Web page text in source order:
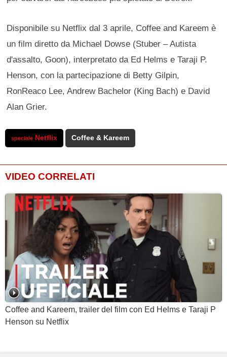
Disponibile su Netflix dal 3 aprile, Coffee and Kareem è
un film diretto da Michael Dowse (Stuber – Autista
d'assalto, Goon), interpretato da Ed Helms e Taraji P.
Henson, con la partecipazione di Betty Gilpin,
RonReaco Lee, Andrew Bachelor (King Bach) e David
Alan Grier.
speciale Netflix Coffee & Kareem
VIDEO CORRELATI
Coffee and Kareem, trailer del film con Ed Helms e Taraji P
Henson su Netflix